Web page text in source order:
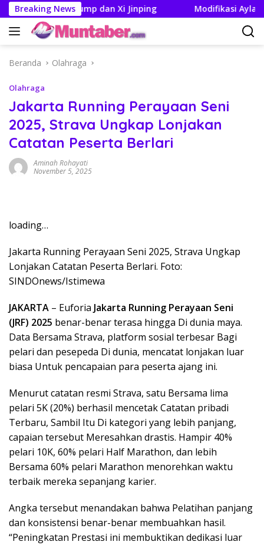
Langsung
ke
konten
Breaking News
Trump dan Xi Jinping Modifikasi Ayla
Beranda Olahraga
Olahraga
Jakarta Running Perayaan Seni
2025, Strava Ungkap Lonjakan
Catatan Peserta Berlari
Aminah Rohayati
November 5, 2025
loading…
Jakarta Running Perayaan Seni 2025, Strava Ungkap
Lonjakan Catatan Peserta Berlari. Foto:
SINDOnews/Istimewa
JAKARTA – Euforia Jakarta Running Perayaan Seni
(JRF) 2025 benar-benar terasa hingga Di dunia maya.
Data Bersama Strava, platform sosial terbesar Bagi
pelari dan pesepeda Di dunia, mencatat lonjakan luar
biasa Untuk pencapaian para peserta ajang ini.
Menurut catatan resmi Strava, satu Bersama lima
pelari 5K (20%) berhasil mencetak Catatan pribadi
Terbaru, Sambil Itu Di kategori yang lebih panjang,
capaian tersebut Meresahkan drastis. Hampir 40%
pelari 10K, 60% pelari Half Marathon, dan lebih
Bersama 60% pelari Marathon menorehkan waktu
terbaik mereka sepanjang karier.
Angka tersebut menandakan bahwa Pelatihan panjang
dan konsistensi benar-benar membuahkan hasil.
“Peningkatan Prestasi ini membuktikan dedikasi luar